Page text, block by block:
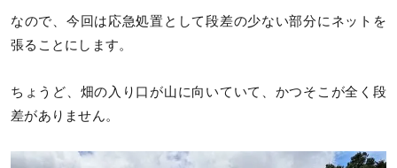
なので、今回は応急処置として段差の少ない部分にネットを
張ることにします。
ちょうど、畑の入り口が山に向いていて、かつそこが全く段
差がありません。